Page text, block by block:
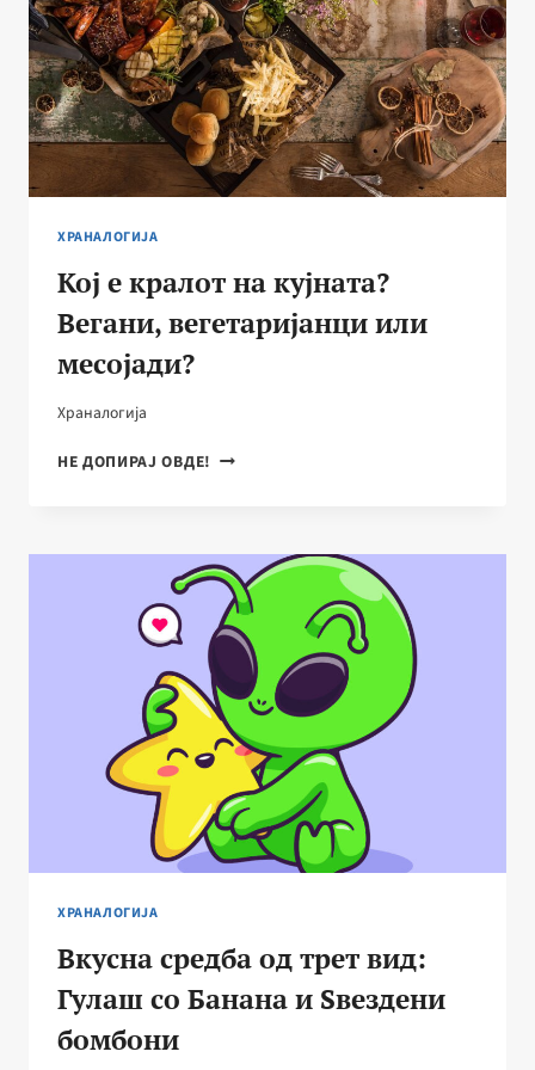
ХРАНАЛОГИЈА
Кој е кралот на кујната?
Вегани, вегетаријанци или
месојади?
Храналогија
НЕ ДОПИРАЈ ОВДЕ! КОЈ
КУЈНАТА?
ВЕГАНИ,
ВЕГЕТАРИЈАНЦИ
ИЛИ
МЕСОЈАДИ?
ХРАНАЛОГИЈА
Вкусна средба од трет вид:
Гулаш со Банана и Ѕвездени
бомбони